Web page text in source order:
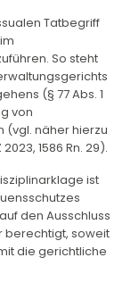
Tatbegriff
So steht
(§ 77 Abs. 1
von
(vgl. näher hierzu
2023, 1586 Rn. 29).
ist
den Ausschluss
berechtigt, soweit
die gerichtliche